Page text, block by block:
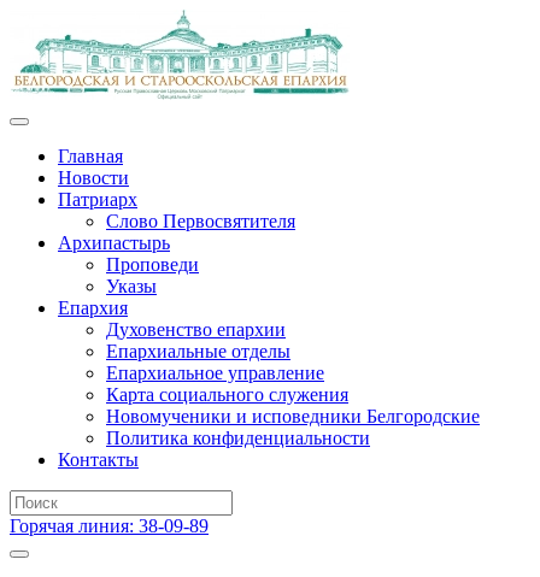
Главная
Новости
Патриарх
Слово Первосвятителя
Архипастырь
Проповеди
Указы
Епархия
Духовенство епархии
Епархиальные отделы
Епархиальное управление
Карта социального служения
Новомученики и исповедники Белгородские
Политика конфиденциальности
Контакты
Горячая линия: 38-09-89